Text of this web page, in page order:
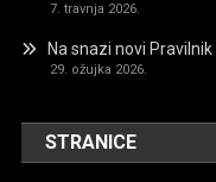
7. travnja 2026.
Na snazi novi
29. ožujka 2026.
STRANICE